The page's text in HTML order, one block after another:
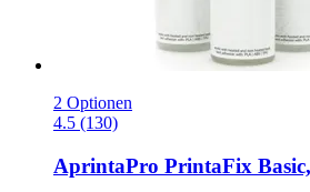
2 Optionen
4.5 (130)
AprintaPro PrintaFix